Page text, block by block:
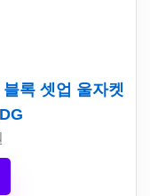
록 셋업 울자켓